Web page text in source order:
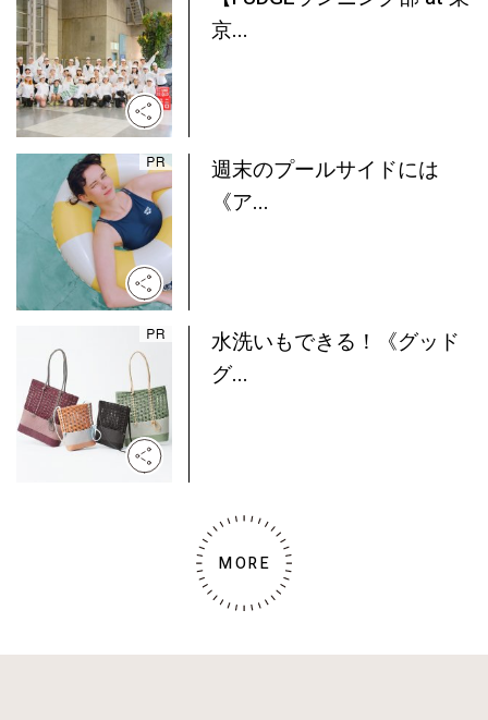
京...
週末のプールサイドには
《ア...
水洗いもできる！《グッド
グ...
MORE